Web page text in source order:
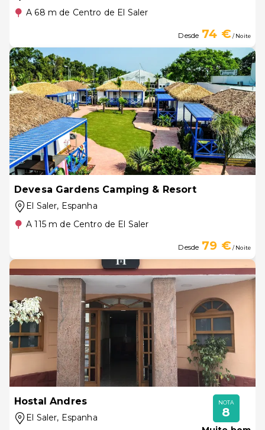
A 68 m de Centro de El Saler
Desde 74 €/ Noite
Devesa Gardens Camping & Resort
El Saler, Espanha
A 115 m de Centro de El Saler
Desde 79 €/ Noite
Hostal Andres
El Saler, Espanha
NOTA
8